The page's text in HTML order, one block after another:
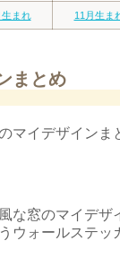
生まれ 11月生ま
まとめ
マイデザインま
な窓のマイデザ
ウォールステッ